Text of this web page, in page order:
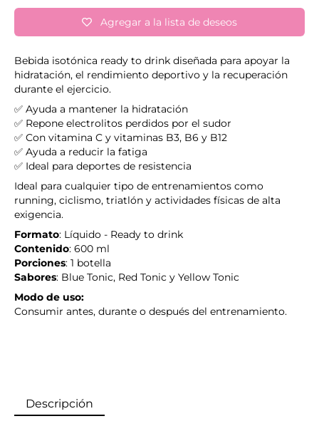
Agregar a la lista de deseos
Bebida isotónica ready to drink diseñada para apoyar la
hidratación, el rendimiento deportivo y la recuperación
durante el ejercicio.
✅ Ayuda a mantener la hidratación
✅ Repone electrolitos perdidos por el sudor
✅ Con vitamina C y vitaminas B3, B6 y B12
✅ Ayuda a reducir la fatiga
✅ Ideal para deportes de resistencia
Ideal para cualquier tipo de entrenamientos como
running, ciclismo, triatlón y actividades físicas de alta
exigencia.
Formato: Líquido - Ready to drink
Contenido: 600 ml
Porciones: 1 botella
Sabores: Blue Tonic, Red Tonic y Yellow Tonic
Modo de uso:
Consumir antes, durante o después del entrenamiento.
Descripción